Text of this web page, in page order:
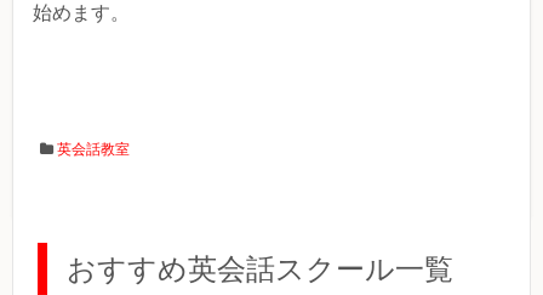
始めます。
英会話教室
おすすめ英会話スクール一覧